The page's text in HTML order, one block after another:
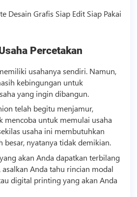
Desain Grafis Siap Edit Siap Pakai
Percetakan
usahanya sendiri. Namun,
kebingungan untuk
yang ingin dibangun.
telah begitu menjamur,
mencoba untuk memulai usaha
usaha ini membutuhkan
besar, nyatanya tidak demikian.
akan Anda dapatkan terbilang
Anda tahu rincian modal
digital printing yang akan Anda